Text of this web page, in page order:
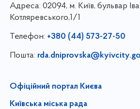
Адреса: 02094, м. Київ, бульвар
Котляревського,1/1
Телефон: +380 (44) 573-27-50
Пошта:
Офіційний портал Києва
Київська міська рада